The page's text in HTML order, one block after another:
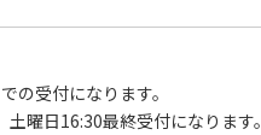
の受付になります。
曜日16:30最終受付になります。